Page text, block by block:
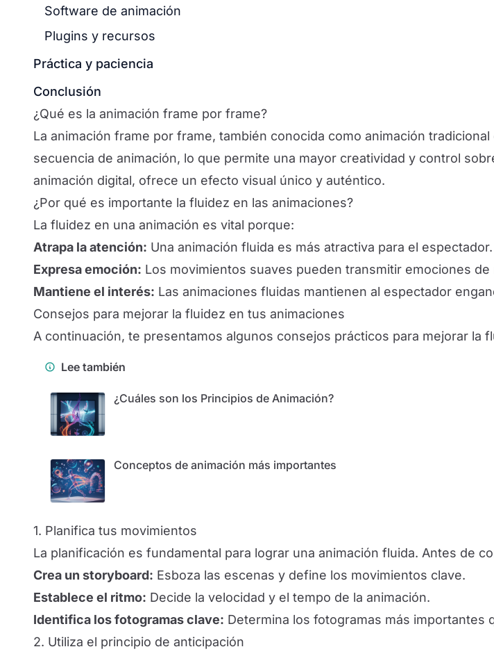
Software de animación
Plugins y recursos
Práctica y paciencia
Conclusión
¿Qué es la animación frame por frame?
La animación frame por frame, también conocida como animación
secuencia de animación, lo que permite una mayor creatividad y control
animación digital, ofrece un efecto visual único y auténtico.
¿Por qué es importante la fluidez en las animaciones?
La fluidez en una animación es vital porque:
Atrapa la atención: Una animación fluida es más atractiva para el espectador.
Expresa emoción: Los movimientos suaves pueden transmitir emociones de
Mantiene el interés: Las animaciones fluidas mantienen al espectador
Consejos para mejorar la fluidez en tus animaciones
A continuación, te presentamos algunos consejos prácticos para mejorar la
Lee también
¿Cuáles son los Principios de Animación?
Conceptos de animación más importantes
1. Planifica tus movimientos
La planificación es fundamental para lograr una animación fluida. Antes de
Crea un storyboard: Esboza las escenas y define los movimientos clave.
Establece el ritmo: Decide la velocidad y el tempo de la animación.
Identifica los fotogramas clave: Determina los fotogramas más importantes
2. Utiliza el principio de anticipación